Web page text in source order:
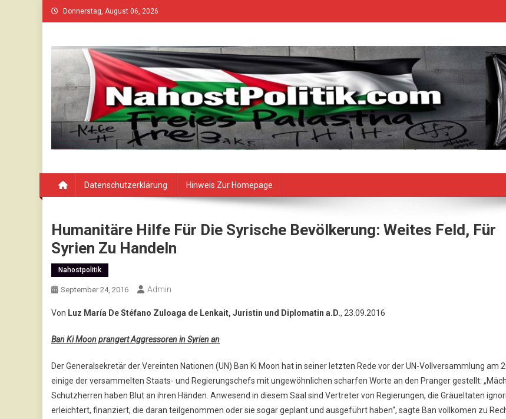
Skip
to
Donnerstag, August 06, 2026
Datenschutzerklärung Hinweis Zur Homepage
Humanitäre Hilfe Für Die Syrische Bevölkerung: Weites Feld, Für
Syrien Zu Handeln
Nahostpolitik
September 24, 2016 Admin
Von Luz María De Stéfano Zuloaga de Lenkait, Juristin und Diplomatin a.D., 23.09.2016
Ban Ki Moon prangert Aggressoren in Syrien an
Der Generalsekretär der Vereinten Nationen (UN) Ban Ki Moon hat in seiner letzten Rede vor der UN-Vollversammlung am
einige der versammelten Staats- und Regierungschefs mit ungewöhnlichen scharfen Worte an den Pranger gestellt:
Schutzherren haben Blut an ihren Händen. Anwesend in diesem Saal sind Vertreter von Regierungen, die Gräueltaten
erleichtert, finanziert, die daran teilgenommen oder sie sogar geplant und ausgeführt haben“, sagte Ban vollkomen zu